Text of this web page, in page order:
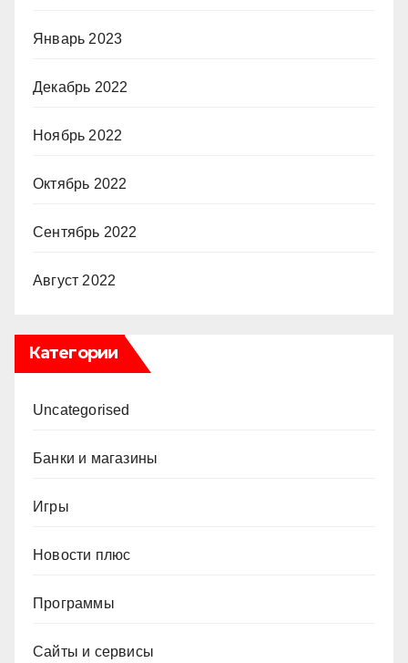
Январь 2023
Декабрь 2022
Ноябрь 2022
Октябрь 2022
Сентябрь 2022
Август 2022
Категории
Uncategorised
Банки и магазины
Игры
Новости плюс
Программы
Сайты и сервисы